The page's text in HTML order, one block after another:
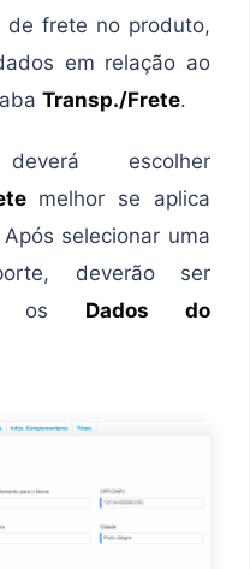
de frete no produto,
em relação ao
Transp./Frete.
escolher
melhor se aplica
selecionar uma
deverão ser
os Dados do